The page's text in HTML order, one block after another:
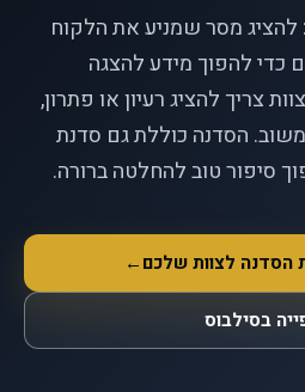
להציג מסר שמניע את הלקוח
כדי להפוך מידע להצגה
צריך להציג רעיון או פתרון,
הסדנה כוללת גם סדנת
סיפור טוב להחלטה ברורה.
הסדנה לצוות שלכם←
בסילבוס